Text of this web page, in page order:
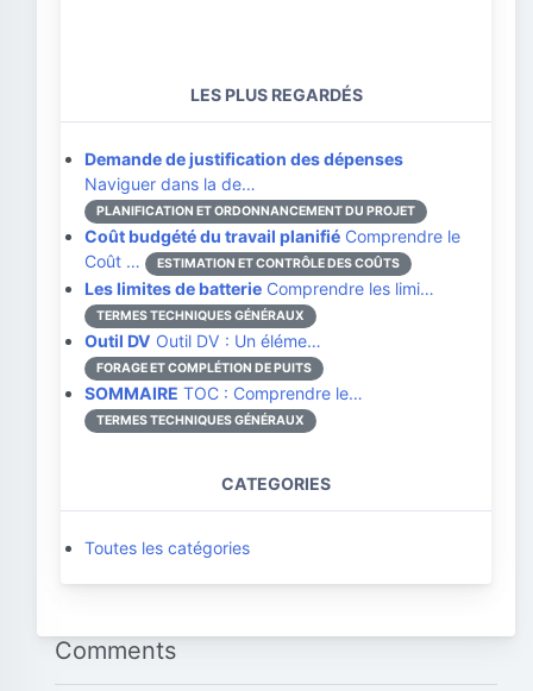
LES PLUS REGARDÉS
Demande de justification des dépenses
Naviguer dans la de…
PLANIFICATION ET ORDONNANCEMENT DU PROJET
Coût budgété du travail planifié Comprendre le
Coût …
ESTIMATION ET CONTRÔLE DES COÛTS
Les limites de batterie Comprendre les limi…
TERMES TECHNIQUES GÉNÉRAUX
Outil DV Outil DV : Un éléme…
FORAGE ET COMPLÉTION DE PUITS
SOMMAIRE TOC : Comprendre le…
TERMES TECHNIQUES GÉNÉRAUX
CATEGORIES
Toutes les catégories
Comments